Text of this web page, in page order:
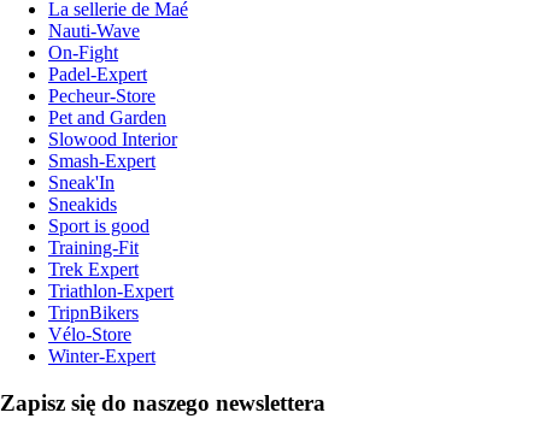
La sellerie de Maé
Nauti-Wave
On-Fight
Padel-Expert
Pecheur-Store
Pet and Garden
Slowood Interior
Smash-Expert
Sneak'In
Sneakids
Sport is good
Training-Fit
Trek Expert
Triathlon-Expert
TripnBikers
Vélo-Store
Winter-Expert
Zapisz się do naszego newslettera